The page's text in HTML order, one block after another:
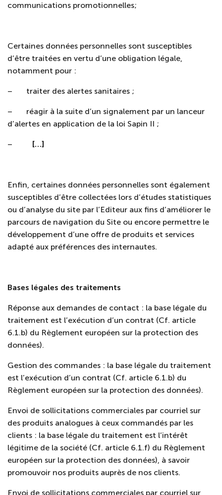
communications promotionnelles;
Certaines données personnelles sont susceptibles
d’être traitées en vertu d’une obligation légale,
notamment pour :
– traiter des alertes sanitaires ;
– réagir à la suite d’un signalement par un lanceur
d’alertes en application de la loi Sapin II ;
– […]
Enfin, certaines données personnelles sont également
susceptibles d’être collectées lors d’études statistiques
ou d’analyse du site par l’Editeur aux fins d’améliorer le
parcours de navigation du Site ou encore permettre le
développement d’une offre de produits et services
adapté aux préférences des internautes.
Bases légales des traitements
Réponse aux demandes de contact : la base légale du
traitement est l’exécution d’un contrat (Cf. article
6.1.b) du Règlement européen sur la protection des
données).
Gestion des commandes : la base légale du traitement
est l’exécution d’un contrat (Cf. article 6.1.b) du
Règlement européen sur la protection des données).
Envoi de sollicitations commerciales par courriel sur
des produits analogues à ceux commandés par les
clients : la base légale du traitement est l’intérêt
légitime de la société (Cf. article 6.1.f) du Règlement
européen sur la protection des données), à savoir
promouvoir nos produits auprès de nos clients.
Envoi de sollicitations commerciales par courriel sur